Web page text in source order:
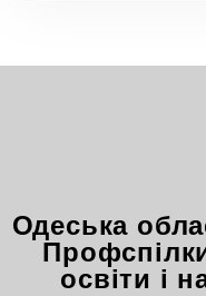
Одеська
освіти і